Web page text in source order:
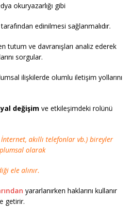
okuryazarlığı gibi
edinilmesi sağlanmalıdır.
tutum ve davranışları analiz ederek
sorgular.
ilişkilerde olumlu iletişim yollarını
değişim ve etkileşimdeki rolünü
akıllı telefonlar vb.) bireyler
olarak
ele alınır.
yararlanırken haklarını kullanır
getirir.